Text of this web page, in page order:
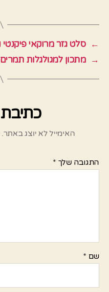
← סלט גזר מרוקאי
→ מתכון למגולגלות
האימייל לא יוצג באתר.
התגובה שלך *
שם *